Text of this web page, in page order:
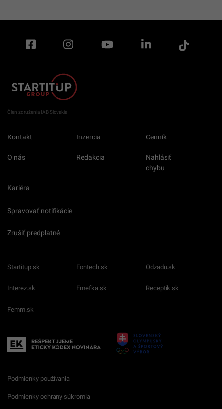
Člen združenia IAB Slovakia
Kontakt Inzercia Cenník
O nás Redakcia
Nahlásiť
chybu
Kariéra
Spravovať notifikácie
Zrušiť predplatné
Startitup.sk Fontech.sk Odzadu.sk
Interez.sk Emefka.sk Receptik.sk
Femm.sk
Podmienky používania
Podmienky ochrany súkromia